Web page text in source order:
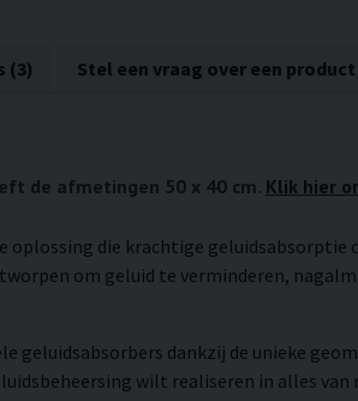
(3) Stel een vraag over een product
de afmetingen 50 x 40 cm. Klik hier
oplossing die krachtige
om geluid te verminderen,
geluidsabsorbers dankzij de unieke
wilt realiseren in alles